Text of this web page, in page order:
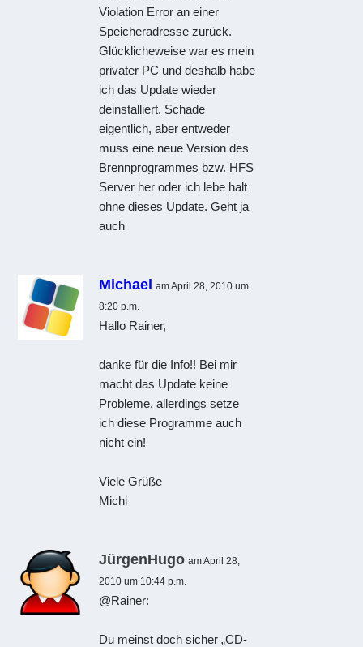
Violation Error an einer
Speicheradresse zurück.
Glücklicheweise war es mein
privater PC und deshalb habe
ich das Update wieder
deinstalliert. Schade
eigentlich, aber entweder
muss eine neue Version des
Brennprogrammes bzw. HFS
Server her oder ich lebe halt
ohne dieses Update. Geht ja
auch
Michael am April 28, 2010 um
8:20 p.m.
Hallo Rainer,
danke für die Info!! Bei mir
macht das Update keine
Probleme, allerdings setze
ich diese Programme auch
nicht ein!
Viele Grüße
Michi
JürgenHugo am April 28,
2010 um 10:44 p.m.
@Rainer:
Du meinst doch sicher „CD-